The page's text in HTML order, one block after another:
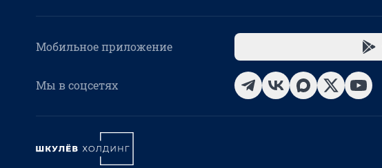
Мобильное приложение
Мы в соцсетях